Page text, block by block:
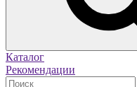
Каталог
Рекомендации